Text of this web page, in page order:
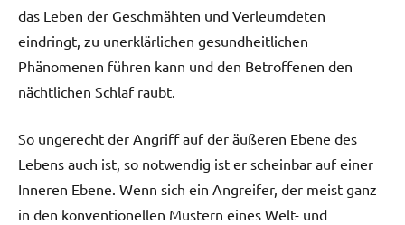
das Leben der Geschmähten und Verleumdeten
eindringt, zu unerklärlichen gesundheitlichen
Phänomenen führen kann und den Betroffenen den
nächtlichen Schlaf raubt.
So ungerecht der Angriff auf der äußeren Ebene des
Lebens auch ist, so notwendig ist er scheinbar auf einer
Inneren Ebene. Wenn sich ein Angreifer, der meist ganz
in den konventionellen Mustern eines Welt- und